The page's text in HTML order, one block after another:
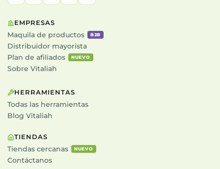
EMPRESAS
Maquila de productos
B2B
Distribuidor mayorista
Plan de afiliados
NUEVO
Sobre Vitaliah
HERRAMIENTAS
Todas las herramientas
Blog Vitaliah
TIENDAS
Tiendas cercanas
NUEVO
Contáctanos